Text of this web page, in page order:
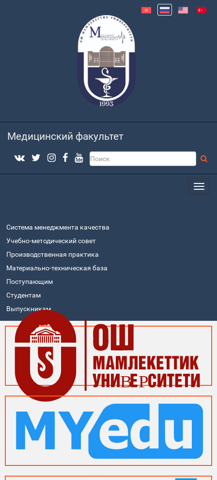
Медицинский факультет
Система менеджмента качества
Учебно-методический совет
Производственная практика
Материально-техническая база
Поступающим
Студентам
Выпускникам